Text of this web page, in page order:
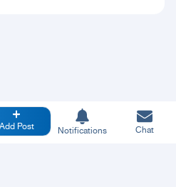
Add Post Notifications Chat